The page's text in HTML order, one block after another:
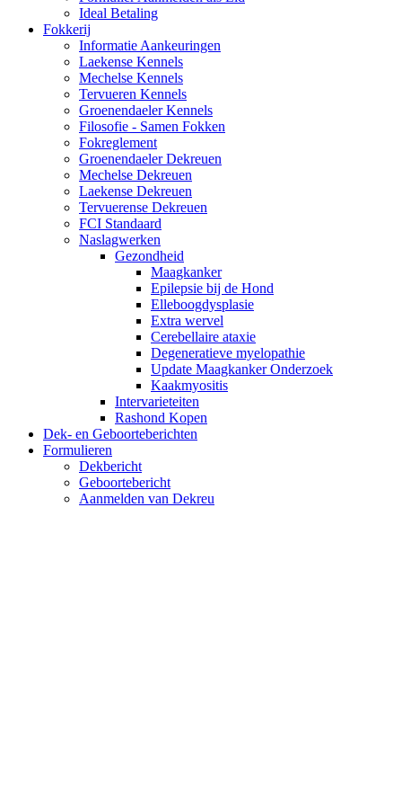
Ideal Betaling
Fokkerij
Informatie Aankeuringen
Laekense Kennels
Mechelse Kennels
Tervueren Kennels
Groenendaeler Kennels
Filosofie - Samen Fokken
Fokreglement
Groenendaeler Dekreuen
Mechelse Dekreuen
Laekense Dekreuen
Tervuerense Dekreuen
FCI Standaard
Naslagwerken
Gezondheid
Maagkanker
Epilepsie bij de Hond
Elleboogdysplasie
Extra wervel
Cerebellaire ataxie
Degeneratieve myelopathie
Update Maagkanker Onderzoek
Kaakmyositis
Intervarieteiten
Rashond Kopen
Dek- en Geboorteberichten
Formulieren
Dekbericht
Geboortebericht
Aanmelden van Dekreu